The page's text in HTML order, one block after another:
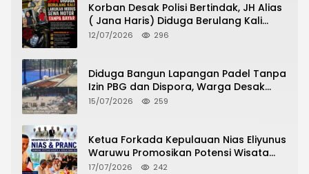
Korban Desak Polisi Bertindak, JH Alias
( Jana Haris) Diduga Berulang Kali
Lakukan Modus Sewa Motor Tanpa
12/07/2026 296
Diduga Bangun Lapangan Padel Tanpa
Izin PBG dan Dispora, Warga Desak
CKTRP dan Dispora Jakarta Barat
15/07/2026 259
Ketua Forkada Kepulauan Nias Eliyunus
Waruwu Promosikan Potensi Wisata
Nias di Hadapan Dubes Prancis
17/07/2026 242